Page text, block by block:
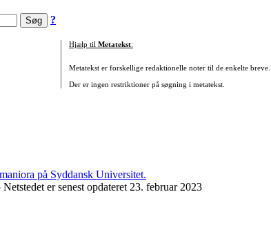
?
Hjælp til Metatekst:
Metatekst er forskellige redaktionelle noter til de enkelte breve.
Der er ingen restriktioner på søgning i metatekst.
er senest opdateret 23. februar 2023